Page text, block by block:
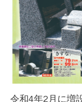
令和4年2月に増